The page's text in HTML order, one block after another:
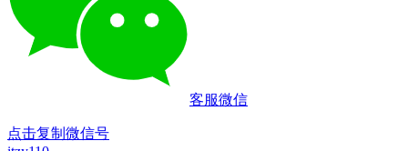
客服微信
点击复制微信号